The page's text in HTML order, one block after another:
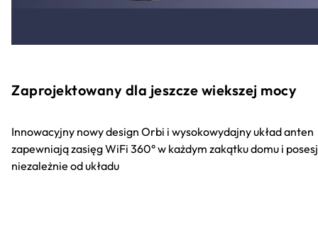
Zaprojektowany dla jeszcze wiekszej mocy
Innowacyjny nowy design Orbi i wysokowydajny układ anten
zapewniają zasięg WiFi 360° w każdym zakątku domu i
niezależnie od układu